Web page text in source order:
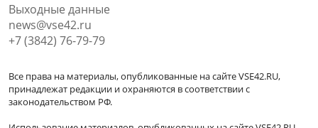
Выходные данные
news@vse42.ru
+7 (3842) 76-79-79
Все права на материалы, опубликованные на сайте VSE42.RU,
принадлежат редакции и охраняются в соответствии с
законодательством РФ.